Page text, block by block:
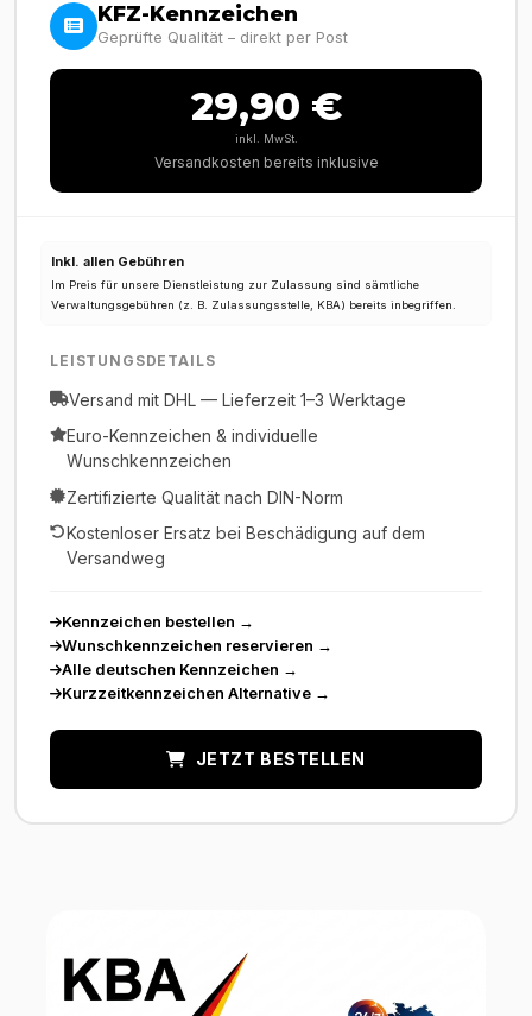
KFZ-Kennzeichen
Geprüfte Qualität – direkt per Post
29,90 €
inkl. MwSt.
Versandkosten bereits inklusive
Inkl. allen Gebühren
Im Preis für unsere Dienstleistung zur Zulassung sind sämtliche
Verwaltungsgebühren (z. B. Zulassungsstelle, KBA) bereits inbegriffen.
LEISTUNGSDETAILS
Versand mit DHL — Lieferzeit 1–3 Werktage
Euro-Kennzeichen & individuelle
Wunschkennzeichen
Zertifizierte Qualität nach DIN-Norm
Kostenloser Ersatz bei Beschädigung auf dem
Versandweg
Kennzeichen bestellen →
Wunschkennzeichen reservieren →
Alle deutschen Kennzeichen →
Kurzzeitkennzeichen Alternative →
JETZT BESTELLEN